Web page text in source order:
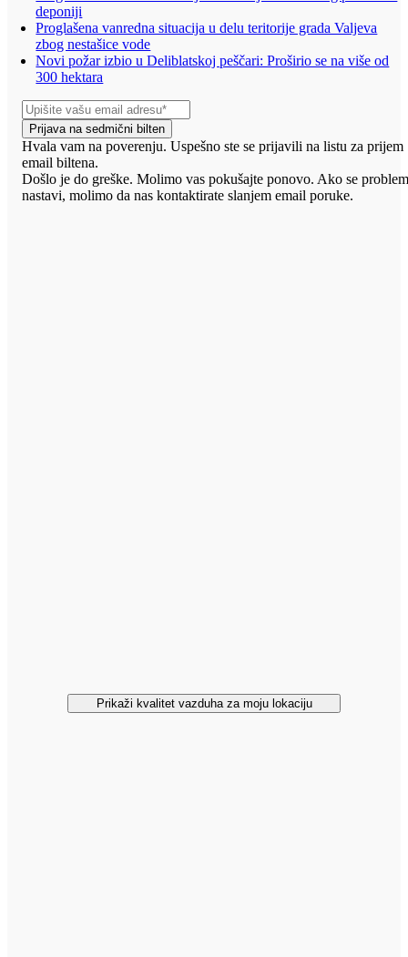
deponiji
Proglašena vanredna situacija u delu teritorije grada Valjeva
zbog nestašice vode
Novi požar izbio u Deliblatskoj peščari: Proširio se na više od
300 hektara
Prijava na sedmični bilten
Hvala vam na poverenju. Uspešno ste se prijavili na listu za prijem
email biltena.
Došlo je do greške. Molimo vas pokušajte ponovo. Ako se
nastavi, molimo da nas kontaktirate slanjem email poruke.
Prikaži kvalitet vazduha za moju lokaciju